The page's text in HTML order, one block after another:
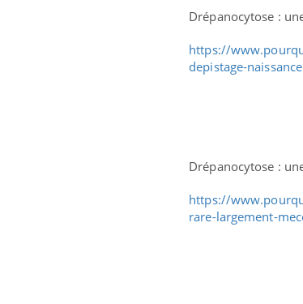
Drépanocytose :
https://
depistage-naissance
Drépanocytose :
https://
rare-largement-